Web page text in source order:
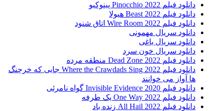
دانلود فیلم Pinocchio 2022 پینوکیو
دانلود فیلم Beast 2022 هیولا
دانلود فیلم Wire Room 2022 اتاق شنود
دانلود سریال مهمونی
دانلود سریال یاغی
دانلود سریال خون سرد
دانلود فیلم 2022 Dead Zone منطقه مرده
دانلود فیلم Where the Crawdads Sing 2022 جایی که خرچنگ
ها آواز می خوانند
دانلود فیلم 2020 Invisible Evidence گواه نامرئی
دانلود فیلم One Way 2022 یک طرفه
دانلود فیلم All Hail 2022 زنده باد